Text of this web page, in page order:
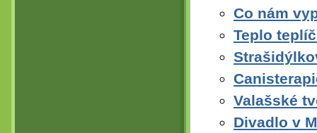
Co nám
Teplo
Valašské
Divadlo v